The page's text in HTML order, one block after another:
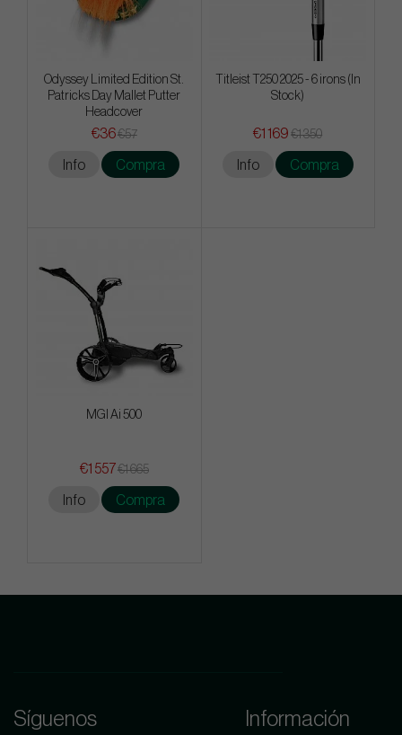
Odyssey Limited Edition St.
Patricks Day Mallet Putter
Headcover
€36€57
Info Compra
Titleist T250 2025 - 6 irons (In
Stock)
€1 169 €1 350
Info Compra
MGI Ai 500
€1 557€1 665
Info Compra
Síguenos Información